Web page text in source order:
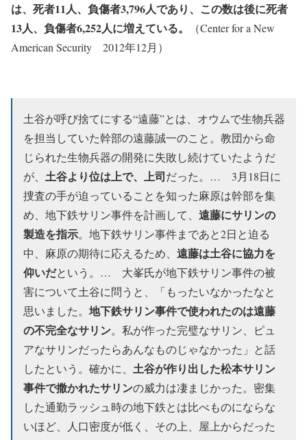
は、死者11人、負傷者3,796人であり、この数は後に死者
13人、負傷者6,252人に増えている。
（Center for a New
American Security 2012年12月）
土谷が呼び捨てにする“遠藤”とは、オウムで生物兵器
を担当していた幹部の遠藤誠一のこと。教団から命
じられた生物兵器の開発に失敗し続けていたようだ
が、 土谷より位は上で、上司だった。… 3月18日に
捜査の手が迫っていることを知った麻原は幹部を集
め、地下鉄サリン事件を計画して、 遠藤にサリンの
製造を指示。地下鉄サリン事件まであと2日と迫る
中、麻原の期待に応えるため、 遠藤は土谷に協力を
仰いだという。… 大峯氏が地下鉄サリン事件の被
害について土谷に問うと、「もったいなかったなと
思いました。 地下鉄サリン事件で使われたのは遠藤
の不完全なサリン。私が作った完璧なサリン、ピュ
アなサリンだったらあんなものじゃなかった」と話
したという。確かに、 土谷が作り出した松本サリン
事件で撒かれたサリンの威力は凄まじかった。密集
した通勤ラッシュ時の地下鉄とは比べものにならな
いほど、人口密度が低く、その上、屋上からだった